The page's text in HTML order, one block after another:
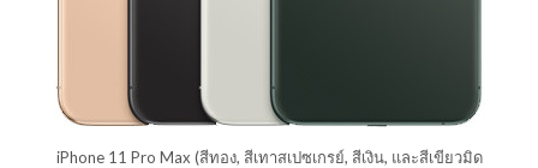
iPhone 11 Pro Max (สีทอง, สีเทาสเปซเกรย์, สีเงิน, และสีเขียวมิด